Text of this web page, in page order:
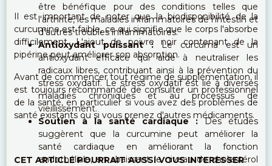
être bénéfique pour des conditions telles que
l'arthrite, les maladies inflammatoires de l'intestin et
d'autres troubles inflammatoires.
Antioxydant puissant : Le curcuma est un
antioxydant efficace qui aide à neutraliser les
radicaux libres, contribuant ainsi à la prévention du
stress oxydatif. Le stress oxydatif est lié à diverses
maladies chroniques et au processus de
vieillissement.
Soutien à la santé cardiaque :Des études
suggèrent que la curcumine peut améliorer la
santé cardiaque en améliorant la fonction
endothéliale, en abaissant le niveau de cholestérol
Il est important de noter que la biodisponibilité de la
curcumine est faible, ce qui signifie que le corps l'absorbe
difficilement. L'ajout de poivre noir contenant de la
pipérine peut améliorer son absorption.
Avant de commencer tout régime de supplémentation, il
est toujours recommandé de consulter un professionnel
de la santé, en particulier si vous avez des problèmes de
santé existants ou si vous prenez d'autres médicaments.
CET ARTICLE POURRAIT AUSSI VOUS INTERESSER